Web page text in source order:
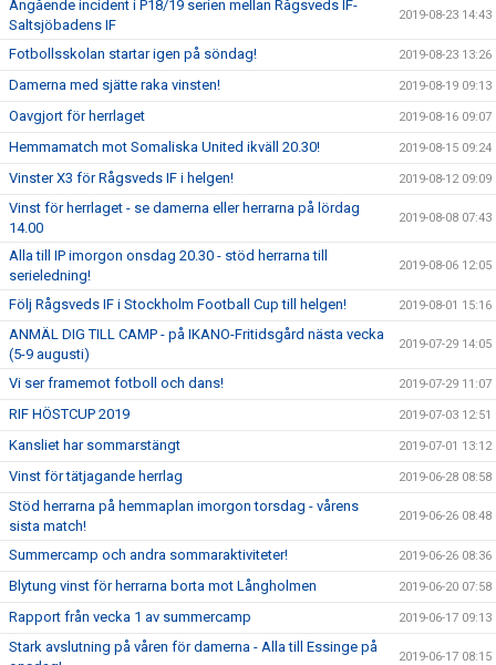
Angående incident i P18/19 serien mellan Rågsveds IF-
Saltsjöbadens IF
2019-08-23 14:43
Fotbollsskolan startar igen på söndag! 2019-08-23 13:26
Damerna med sjätte raka vinsten! 2019-08-19 09:13
Oavgjort för herrlaget 2019-08-16 09:07
Hemmamatch mot Somaliska United ikväll 20.30! 2019-08-15 09:24
Vinster X3 för Rågsveds IF i helgen! 2019-08-12 09:09
Vinst för herrlaget - se damerna eller herrarna på lördag
14.00
2019-08-08 07:43
Alla till IP imorgon onsdag 20.30 - stöd herrarna till
serieledning!
2019-08-06 12:05
Följ Rågsveds IF i Stockholm Football Cup till helgen! 2019-08-01 15:16
ANMÄL DIG TILL CAMP - på IKANO-Fritidsgård nästa vecka
(5-9 augusti)
2019-07-29 14:05
Vi ser framemot fotboll och dans! 2019-07-29 11:07
RIF HÖSTCUP 2019 2019-07-03 12:51
Kansliet har sommarstängt 2019-07-01 13:12
Vinst för tätjagande herrlag 2019-06-28 08:58
Stöd herrarna på hemmaplan imorgon torsdag - vårens
sista match!
2019-06-26 08:48
Summercamp och andra sommaraktiviteter! 2019-06-26 08:36
Blytung vinst för herrarna borta mot Långholmen 2019-06-20 07:58
Rapport från vecka 1 av summercamp 2019-06-17 09:13
Stark avslutning på våren för damerna - Alla till Essinge på
2019-06-17 08:15